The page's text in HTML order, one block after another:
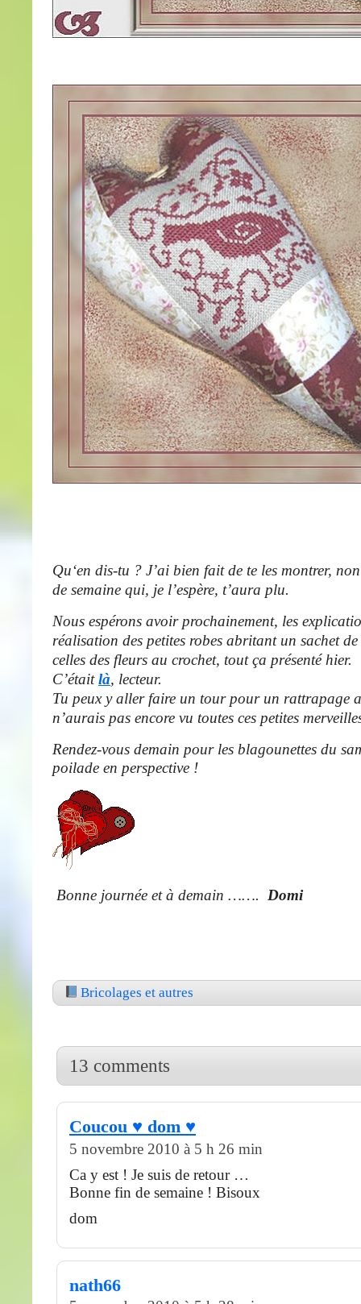
Qu‘en dis-tu ? J’ai bien fait de te les montrer,
de semaine qui, je l’espère, t’aura plu.
Nous espérons avoir prochainement, les
réalisation des petites robes abritant un sachet
celles des fleurs au crochet, tout ça présenté hier.
C’étaitlà, lecteur.
Tu peux y aller faire un tour pour un rattrapage
n’aurais pas encore vu toutes ces petites
Rendez-vous demain pour les blagounettes du
poilade en perspective !
Bonne journée et à demain ……. Domi
Bricolages et autres
13 comments
Coucou ♥ dom ♥
5 novembre 2010 à 5 h 26 min
Ca y est ! Je suis de retour …
Bonne fin de semaine ! Bisoux
dom
nath66